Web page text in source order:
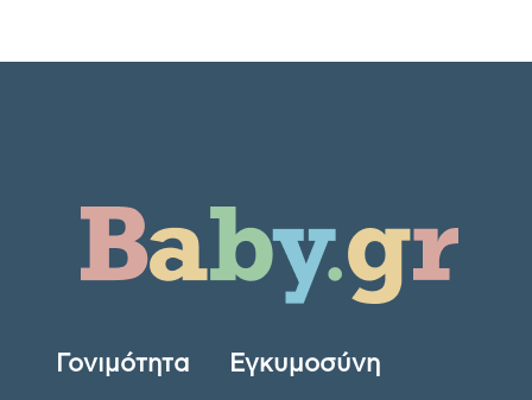
Γονιμότητα Εγκυμοσύνη